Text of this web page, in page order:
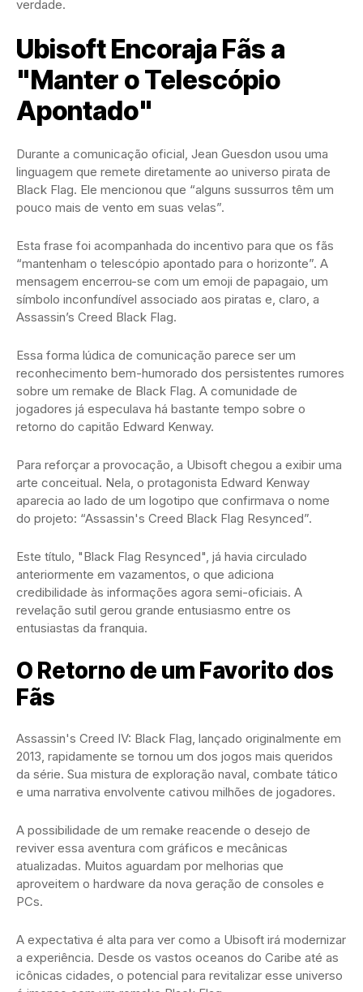
verdade.
Ubisoft Encoraja Fãs a
"Manter o Telescópio
Apontado"
Durante a comunicação oficial, Jean Guesdon usou uma
linguagem que remete diretamente ao universo pirata de
Black Flag. Ele mencionou que “alguns sussurros têm um
pouco mais de vento em suas velas”.
Esta frase foi acompanhada do incentivo para que os fãs
“mantenham o telescópio apontado para o horizonte”. A
mensagem encerrou-se com um emoji de papagaio, um
símbolo inconfundível associado aos piratas e, claro, a
Assassin’s Creed Black Flag.
Essa forma lúdica de comunicação parece ser um
reconhecimento bem-humorado dos persistentes rumores
sobre um remake de Black Flag. A comunidade de
jogadores já especulava há bastante tempo sobre o
retorno do capitão Edward Kenway.
Para reforçar a provocação, a Ubisoft chegou a exibir uma
arte conceitual. Nela, o protagonista Edward Kenway
aparecia ao lado de um logotipo que confirmava o nome
do projeto: “Assassin's Creed Black Flag Resynced”.
Este título, "Black Flag Resynced", já havia circulado
anteriormente em vazamentos, o que adiciona
credibilidade às informações agora semi-oficiais. A
revelação sutil gerou grande entusiasmo entre os
entusiastas da franquia.
O Retorno de um Favorito dos
Fãs
Assassin's Creed IV: Black Flag, lançado originalmente em
2013, rapidamente se tornou um dos jogos mais queridos
da série. Sua mistura de exploração naval, combate tático
e uma narrativa envolvente cativou milhões de jogadores.
A possibilidade de um remake reacende o desejo de
reviver essa aventura com gráficos e mecânicas
atualizadas. Muitos aguardam por melhorias que
aproveitem o hardware da nova geração de consoles e
PCs.
A expectativa é alta para ver como a Ubisoft irá modernizar
a experiência. Desde os vastos oceanos do Caribe até as
icônicas cidades, o potencial para revitalizar esse universo